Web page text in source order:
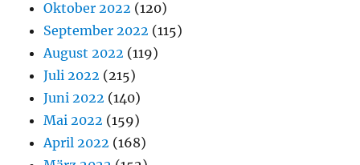
Oktober 2022 (120)
September 2022 (115)
August 2022 (119)
Juli 2022 (215)
Juni 2022 (140)
Mai 2022 (159)
April 2022 (168)